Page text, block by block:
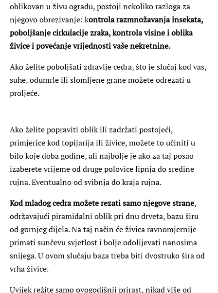
oblikovan u živu ogradu, postoji nekoliko razloga za
njegovo obrezivanje: kontrola razmnožavanja insekata,
poboljšanje cirkulacije zraka, kontrola visine i oblika
živice i povećanje vrijednosti vaše nekretnine.
Ako želite poboljšati zdravlje cedra, što je slučaj kod vas,
suhe, odumrle ili slomljene grane možete odrezati u
proljeće.
Ako želite popraviti oblik ili zadržati postojeći,
primjerice kod topijarija ili živice, možete to učiniti u
bilo koje doba godine, ali najbolje je ako za taj posao
izaberete vrijeme od druge polovice lipnja do sredine
rujna. Eventualno od svibnja do kraja rujna.
Kod mladog cedra možete rezati samo njegove strane,
održavajući piramidalni oblik pri dnu drveta, bazu širu
od gornjeg dijela. Na taj način će živica ravnomjernije
primati sunčevu svjetlost i bolje odolijevati nanosima
snijega. U ovom slučaju baza treba biti dvostruko šira od
vrha živice.
Uvijek režite samo ovogodišnji prirast, nikad više od